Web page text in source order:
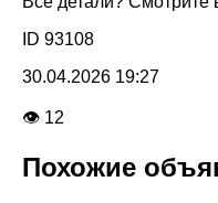
ID 93108
30.04.2026 19:27
👁 12
Похожие